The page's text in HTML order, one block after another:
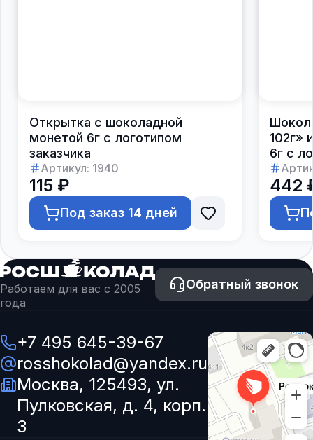
Открытка с шоколадной
монетой 6г с логотипом
заказчика
Артикул: 1940
115 ₽
Под заказ 14 дней
102г»
6г с
442
Работаем для вас с 2005
года
Обратный звонок
+7 495 645-39-67
rosshokolad@yandex.ru
Москва, 125493, ул.
Пулковская, д. 4, корп.
3